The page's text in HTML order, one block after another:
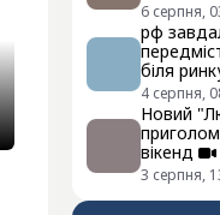
6 серпня,
рф
біля
4 серпня,
Новий
вікенд
3 серпня,